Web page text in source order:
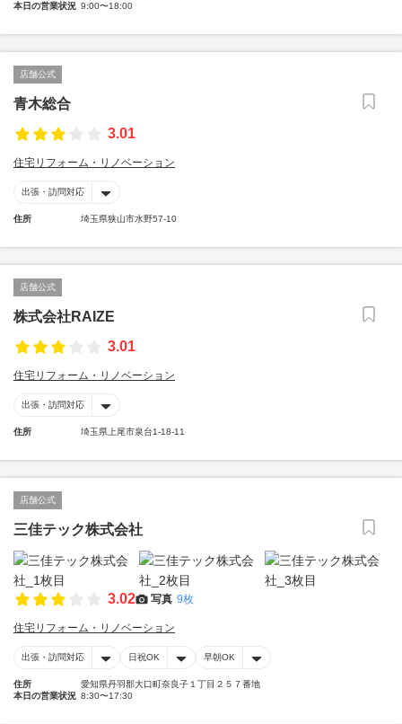
本日の営業状況 9:00〜18:00
店舗公式
青木総合
3.01
住宅リフォーム・リノベーション
出張・訪問対応
住所 埼玉県狭山市水野57-10
店舗公式
株式会社RAIZE
3.01
住宅リフォーム・リノベーション
出張・訪問対応
住所 埼玉県上尾市泉台1-18-11
店舗公式
三佳テック株式会社
3.02 写真 9枚
住宅リフォーム・リノベーション
出張・訪問対応 日祝OK 早朝OK
住所
愛知県丹羽郡大口町奈良子１丁目２５７番地
本日の営業状況 8:30〜17:30